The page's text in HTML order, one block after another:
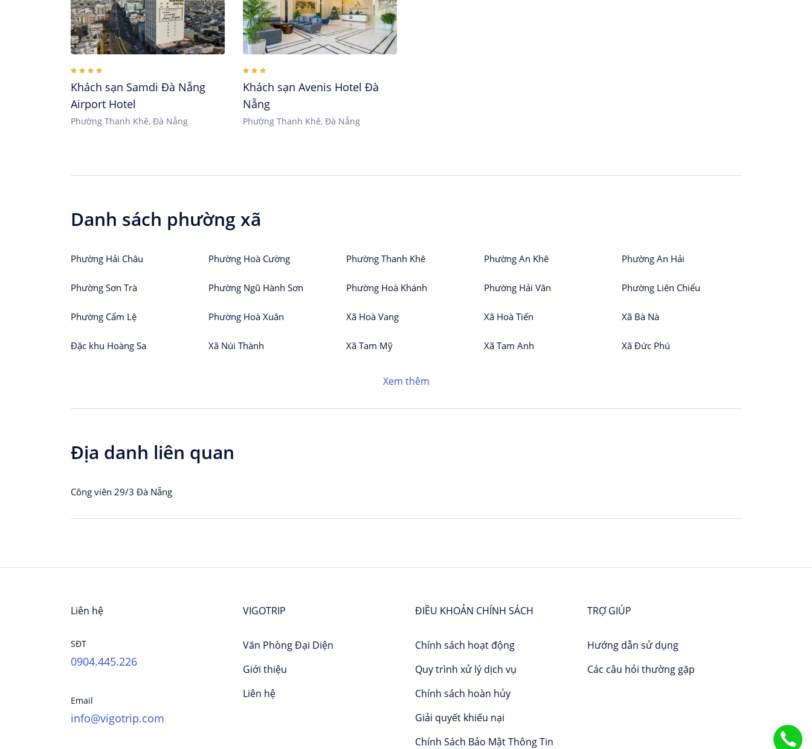
Khách sạn Samdi Đà Nẵng
Airport Hotel
Phường Thanh Khê, Đà Nẵng
Khách sạn Avenis Hotel Đà
Nẵng
Phường Thanh Khê, Đà Nẵng
Danh sách phường xã
Phường Hải Châu Phường Hoà Cường Phường Thanh Khê Phường An Khê Phường An Hải
Phường Sơn Trà Phường Ngũ Hành Sơn Phường Hoà Khánh Phường Hải Vân Phường Liên Chiểu
Phường Cẩm Lệ Phường Hoà Xuân Xã Hoà Vang Xã Hoà Tiến Xã Bà Nà
Đặc khu Hoàng Sa Xã Núi Thành Xã Tam Mỹ Xã Tam Anh Xã Đức Phú
Xem thêm
Địa danh liên quan
Công viên 29/3 Đà Nẵng
Liên hệ
SĐT
0904.445.226
Email
info@vigotrip.com
VIGOTRIP
Văn Phòng Đại Diện
Giới thiệu
Liên hệ
ĐIỀU KHOẢN CHÍNH SÁCH
Chính sách hoạt động
Quy trình xử lý dịch vụ
Chính sách hoàn hủy
Giải quyết khiếu nại
Chính Sách Bảo Mật Thông Tin
TRỢ GIÚP
Hướng dẫn sử dụng
Các câu hỏi thường gặp